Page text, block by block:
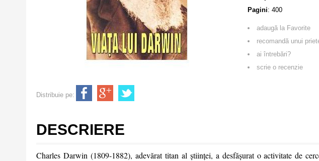
Pagini: 400
adaugă la Favorite
recomandă unui
ai întrebări?
scrie o recenzie
Distribuie pe:
DESCRIERE
Charles Darwin (1809-1882), adevărat titan al ştiinţei, a desfăşurat o activitate de